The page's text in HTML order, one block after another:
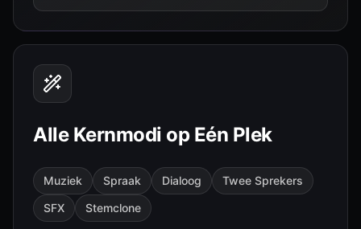
Alle Kernmodi op Eén Plek
Muziek Spraak Dialoog
Twee Sprekers
SFX
Stemclone